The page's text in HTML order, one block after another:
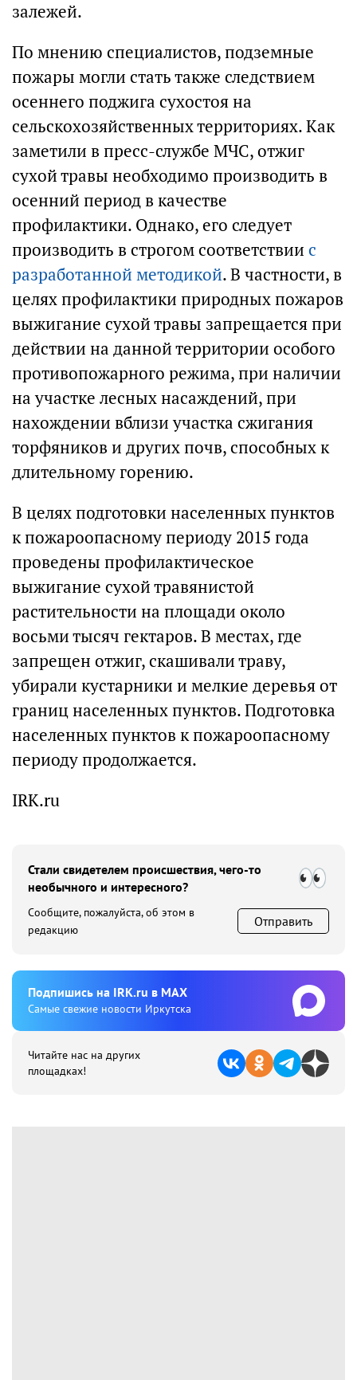
залежей.
По мнению специалистов, подземные
пожары могли стать также следствием
осеннего поджига сухостоя на
сельскохозяйственных территориях. Как
заметили в пресс-службе МЧС, отжиг
сухой травы необходимо производить в
осенний период в качестве
профилактики. Однако, его следует
производить в строгом соответствии с
разработанной методикой. В частности, в
целях профилактики природных пожаров
выжигание сухой травы запрещается при
действии на данной территории особого
противопожарного режима, при наличии
на участке лесных насаждений, при
нахождении вблизи участка сжигания
торфяников и других почв, способных к
длительному горению.
В целях подготовки населенных пунктов
к пожароопасному периоду 2015 года
проведены профилактическое
выжигание сухой травянистой
растительности на площади около
восьми тысяч гектаров. В местах, где
запрещен отжиг, скашивали траву,
убирали кустарники и мелкие деревья от
границ населенных пунктов. Подготовка
населенных пунктов к пожароопасному
периоду продолжается.
IRK.ru
Стали свидетелем происшествия, чего-то
необычного и интересного?
Сообщите, пожалуйста, об этом в
редакцию
Отправить
Подпишиcь на IRK.ru в MAX
Cамые свежие новости Иркутска
Читайте нас на других
площадках!